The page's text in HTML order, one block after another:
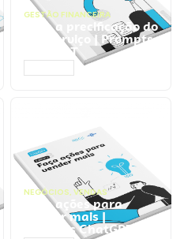
GESTÃO FINANCEIRA
Faça a precificação do
seu serviço | Prompts
ChatGPT
NEGÓCIOS, VENDAS
Faça ações para
vender mais |
Prompts ChatGPT